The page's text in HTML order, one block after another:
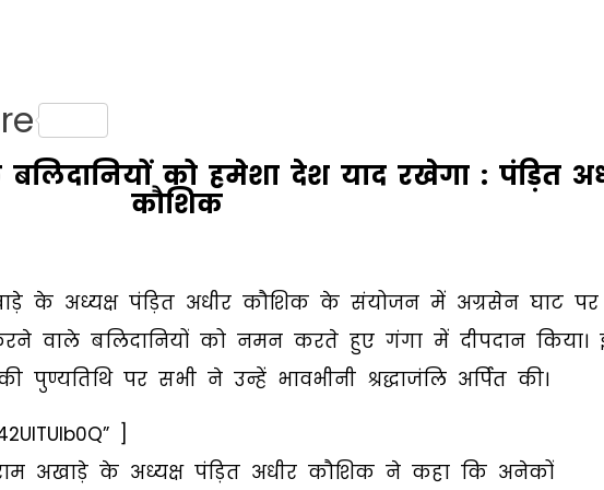
को हमेशा देश याद रखेगा : पंड़ित
कौशिक
के अध्यक्ष पंड़ित अधीर कौशिक के संयोजन में अग्रसेन घाट पर
वाले बलिदानियों को नमन करते हुए गंगा में दीपदान किया।
पुण्यतिथि पर सभी ने उन्हें भावभीनी श्रद्धाजंलि अर्पित की।
]
अखाड़े के अध्यक्ष पंड़ित अधीर कौशिक ने कहा कि अनेकों